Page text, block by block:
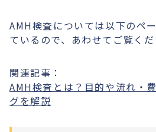
AMH検査については以下のペ
ているので、あわせてご覧くだ
関連記事：
AMH検査とは？目的や流れ・
グを解説